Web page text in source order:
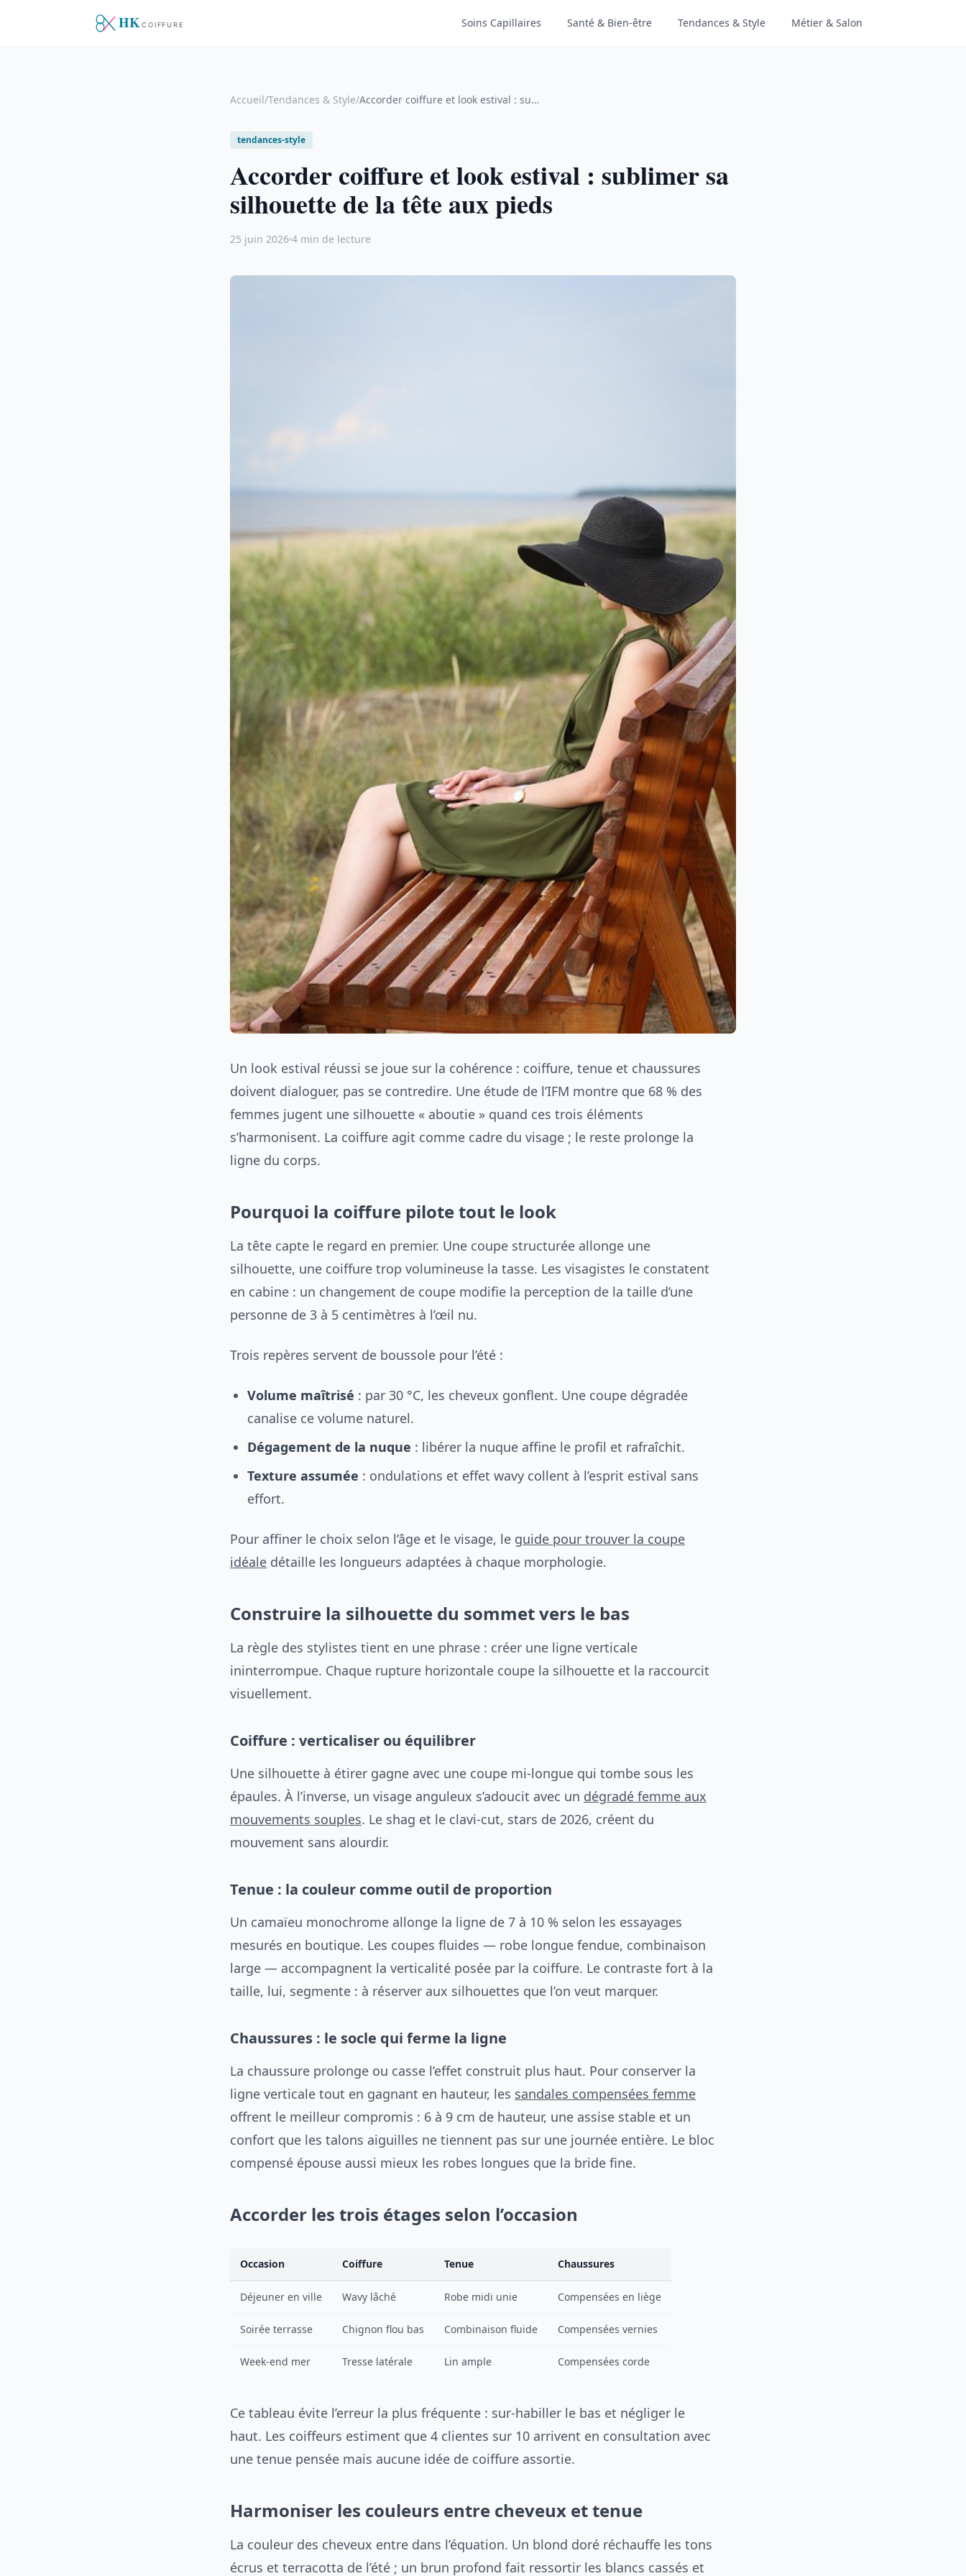
Soins Capillaires Santé & Bien-être Tendances & Style Métier & Salon
Accueil/Tendances & Style/ Accorder coiffure et look estival : sublimer sa silhouette de la tête aux pieds
tendances-style
Accorder coiffure et look estival : sublimer sa
silhouette de la tête aux pieds
25 juin 2026 4 min de lecture
Un look estival réussi se joue sur la cohérence : coiffure, tenue et chaussures
doivent dialoguer, pas se contredire. Une étude de l’IFM montre que 68 % des
femmes jugent une silhouette « aboutie » quand ces trois éléments
s’harmonisent. La coiffure agit comme cadre du visage ; le reste prolonge la
ligne du corps.
Pourquoi la coiffure pilote tout le look
La tête capte le regard en premier. Une coupe structurée allonge une
silhouette, une coiffure trop volumineuse la tasse. Les visagistes le constatent
en cabine : un changement de coupe modifie la perception de la taille d’une
personne de 3 à 5 centimètres à l’œil nu.
Trois repères servent de boussole pour l’été :
Volume maîtrisé : par 30 °C, les cheveux gonflent. Une coupe dégradée
canalise ce volume naturel.
Dégagement de la nuque : libérer la nuque affine le profil et rafraîchit.
Texture assumée : ondulations et effet wavy collent à l’esprit estival sans
effort.
Pour affiner le choix selon l’âge et le visage, le guide pour trouver la coupe
idéale détaille les longueurs adaptées à chaque morphologie.
Construire la silhouette du sommet vers le bas
La règle des stylistes tient en une phrase : créer une ligne verticale
ininterrompue. Chaque rupture horizontale coupe la silhouette et la raccourcit
visuellement.
Coiffure : verticaliser ou équilibrer
Une silhouette à étirer gagne avec une coupe mi-longue qui tombe sous les
épaules. À l’inverse, un visage anguleux s’adoucit avec un dégradé femme aux
mouvements souples. Le shag et le clavi-cut, stars de 2026, créent du
mouvement sans alourdir.
Tenue : la couleur comme outil de proportion
Un camaïeu monochrome allonge la ligne de 7 à 10 % selon les essayages
mesurés en boutique. Les coupes fluides — robe longue fendue, combinaison
large — accompagnent la verticalité posée par la coiffure. Le contraste fort à la
taille, lui, segmente : à réserver aux silhouettes que l’on veut marquer.
Chaussures : le socle qui ferme la ligne
La chaussure prolonge ou casse l’effet construit plus haut. Pour conserver la
ligne verticale tout en gagnant en hauteur, les sandales compensées femme
offrent le meilleur compromis : 6 à 9 cm de hauteur, une assise stable et un
confort que les talons aiguilles ne tiennent pas sur une journée entière. Le bloc
compensé épouse aussi mieux les robes longues que la bride fine.
Accorder les trois étages selon l’occasion
Occasion Coiffure Tenue Chaussures
Déjeuner en ville Wavy lâché Robe midi unie Compensées en liège
Soirée terrasse Chignon flou bas Combinaison fluide Compensées vernies
Week-end mer Tresse latérale Lin ample Compensées corde
Ce tableau évite l’erreur la plus fréquente : sur-habiller le bas et négliger le
haut. Les coiffeurs estiment que 4 clientes sur 10 arrivent en consultation avec
une tenue pensée mais aucune idée de coiffure assortie.
Harmoniser les couleurs entre cheveux et tenue
La couleur des cheveux entre dans l’équation. Un blond doré réchauffe les tons
écrus et terracotta de l’été ; un brun profond fait ressortir les blancs cassés et